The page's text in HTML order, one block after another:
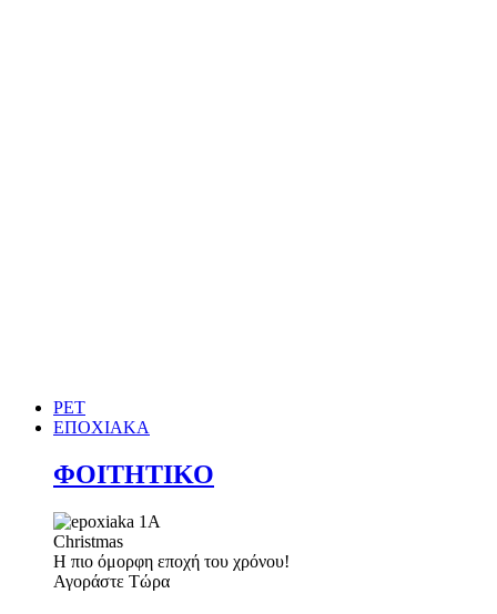
PET
ΕΠΟΧΙΑΚΑ
ΦΟΙΤΗΤΙΚΟ
Christmas
Η πιο όμορφη εποχή του χρόνου!
Αγοράστε Τώρα